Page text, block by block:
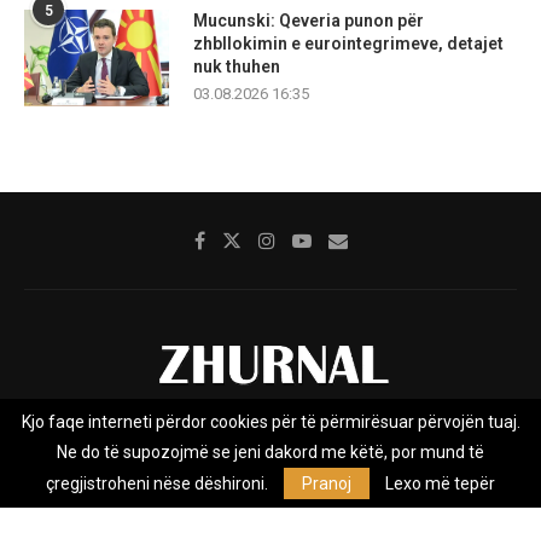
5
Mucunski: Qeveria punon për
zhbllokimin e eurointegrimeve, detajet
nuk thuhen
03.08.2026 16:35
Rreth nesh Impresumi Marketing
Kontakt
Privacy Policy
Zhurnal.mk është Agjenci e Lajmeve e pavarur, e themeluar në vitin
Kjo faqe interneti përdor cookies për të përmirësuar përvojën tuaj.
Ne do të supozojmë se jeni dakord me këtë, por mund të
çregjistroheni nëse dëshironi.
Pranoj Lexo më tepër